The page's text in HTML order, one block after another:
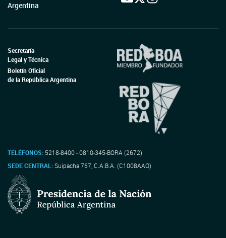
Argentina
Secretaría
Legal y Técnica
Boletín Oficial
de la República Argentina
TELÉFONOS: 5218-8400 - 0810-345-BORA (2672)
SEDE CENTRAL:Suipacha 767, C.A.B.A. (C1008AAO)